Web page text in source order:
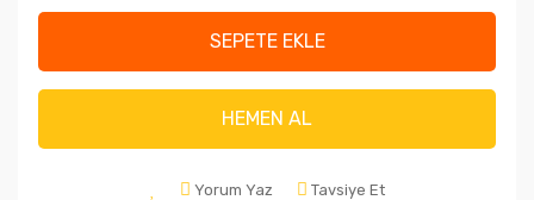
SEPETE EKLE
HEMEN AL
Yorum Yaz Tavsiye Et